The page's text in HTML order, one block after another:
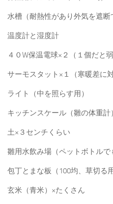
水槽（耐熱性があり外気を遮断
温度計と湿度計
４０W保温電球×２（１個だと弱
サーモスタット×１（寒暖差に
ライト（中を照らす用）
キッチンスケール（雛の体重計
土×３センチくらい
雛用水飲み場（ペットボトルで
包丁とまな板（100均、草切る用
玄米（青米）×たくさん